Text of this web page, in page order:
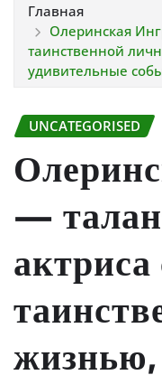
Главная
Олеринская
таинственной
удивительные
UNCATEGORISED
—
актриса
жизнью,